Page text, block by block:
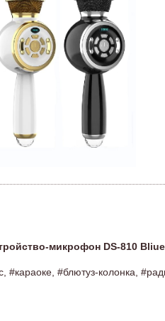
микрофон DS-810
#караоке, #блютуз-колонка,